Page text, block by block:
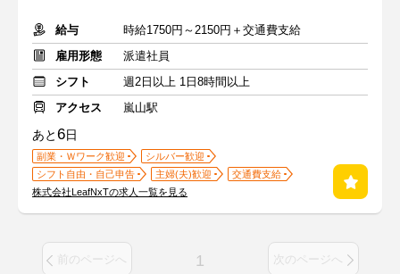
給与
時給1750円～2150円＋交通費支給
雇用形態
派遣社員
シフト
週2日以上 1日8時間以上
アクセス
嵐山駅
あと6日
副業・Ｗワーク歓迎
シルバー歓迎
シフト自由・自己申告
主婦(夫)歓迎
交通費支給
株式会社LeafNxTの求人一覧を見る
前のページへ 1 次のページへ